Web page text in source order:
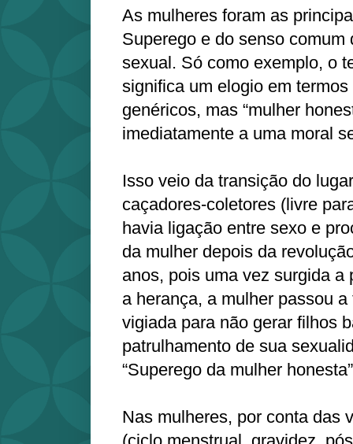
As mulheres foram as
Superego e do senso comum
sexual. Só como exemplo, o
significa um elogio em
genéricos, mas “mulher
imediatamente a uma moral
Isso veio da transição do
caçadores-coletores (livre
havia ligação entre sexo e
da mulher depois da
anos, pois uma vez surgida a
a herança, a mulher passou
vigiada para não gerar filhos
patrulhamento de sua
“Superego da mulher
Nas mulheres, por conta das